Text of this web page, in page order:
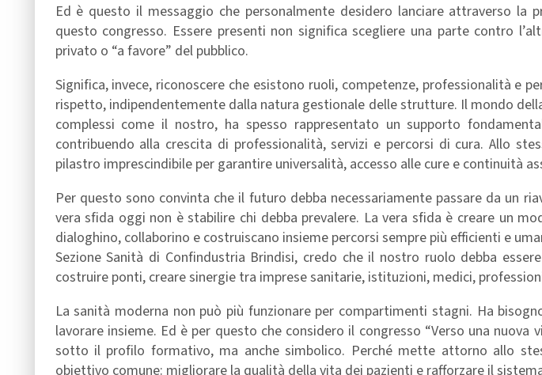
Ed è questo il messaggio che personalmente desidero lanciare attraverso la
questo congresso. Essere presenti non significa scegliere una parte contro
privato o “a favore” del pubblico.
Significa, invece, riconoscere che esistono ruoli, competenze, professionalità e
rispetto, indipendentemente dalla natura gestionale delle strutture. Il mondo
complessi come il nostro, ha spesso rappresentato un supporto
contribuendo alla crescita di professionalità, servizi e percorsi di cura. Allo
pilastro imprescindibile per garantire universalità, accesso alle cure e continuità
Per questo sono convinta che il futuro debba necessariamente passare da un
vera sfida oggi non è stabilire chi debba prevalere. La vera sfida è creare un
dialoghino, collaborino e costruiscano insieme percorsi sempre più efficienti e
Sezione Sanità di Confindustria Brindisi, credo che il nostro ruolo debba
costruire ponti, creare sinergie tra imprese sanitarie, istituzioni, medici,
La sanità moderna non può più funzionare per compartimenti stagni. Ha
lavorare insieme. Ed è per questo che considero il congresso “Verso una nuova
sotto il profilo formativo, ma anche simbolico. Perché mette attorno allo
obiettivo comune: migliorare la qualità della vita dei pazienti e rafforzare il